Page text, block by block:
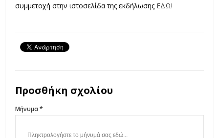
συμμετοχή στην ιστοσελίδα της εκδήλωσης ΕΔΩ!
Προσθήκη σχολίου
Μήνυμα *